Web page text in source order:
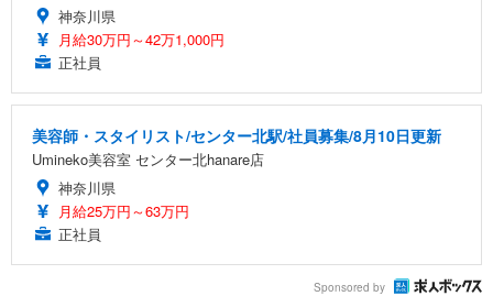
神奈川県
月給30万円～42万1,000円
正社員
美容師・スタイリスト/センター北駅/社員募集/8月10日更新
Umineko美容室 センター北hanare店
神奈川県
月給25万円～63万円
正社員
Sponsored by